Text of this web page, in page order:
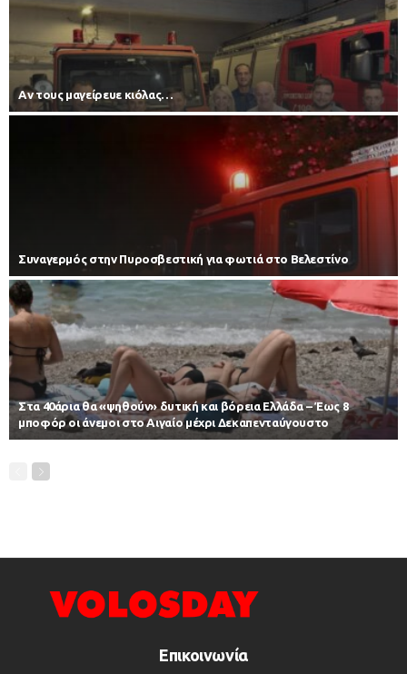
Αν τους μαγείρευε κιόλας…
Συναγερμός στην Πυροσβεστική για φωτιά στο Βελεστίνο
Στα 40άρια θα «ψηθούν» δυτική και βόρεια Ελλάδα – Έως 8
μποφόρ οι άνεμοι στο Αιγαίο μέχρι Δεκαπενταύγουστο
Επικοινωνία